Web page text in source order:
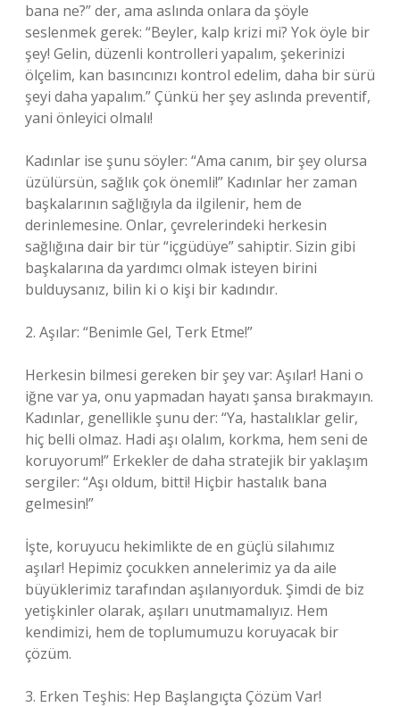
bana ne?” der, ama aslında onlara da şöyle
seslenmek gerek: “Beyler, kalp krizi mi? Yok öyle bir
şey! Gelin, düzenli kontrolleri yapalım, şekerinizi
ölçelim, kan basıncınızı kontrol edelim, daha bir sürü
şeyi daha yapalım.” Çünkü her şey aslında preventif,
yani önleyici olmalı!
Kadınlar ise şunu söyler: “Ama canım, bir şey olursa
üzülürsün, sağlık çok önemli!” Kadınlar her zaman
başkalarının sağlığıyla da ilgilenir, hem de
derinlemesine. Onlar, çevrelerindeki herkesin
sağlığına dair bir tür “içgüdüye” sahiptir. Sizin gibi
başkalarına da yardımcı olmak isteyen birini
bulduysanız, bilin ki o kişi bir kadındır.
2. Aşılar: “Benimle Gel, Terk Etme!”
Herkesin bilmesi gereken bir şey var: Aşılar! Hani o
iğne var ya, onu yapmadan hayatı şansa bırakmayın.
Kadınlar, genellikle şunu der: “Ya, hastalıklar gelir,
hiç belli olmaz. Hadi aşı olalım, korkma, hem seni de
koruyorum!” Erkekler de daha stratejik bir yaklaşım
sergiler: “Aşı oldum, bitti! Hiçbir hastalık bana
gelmesin!”
İşte, koruyucu hekimlikte de en güçlü silahımız
aşılar! Hepimiz çocukken annelerimiz ya da aile
büyüklerimiz tarafından aşılanıyorduk. Şimdi de biz
yetişkinler olarak, aşıları unutmamalıyız. Hem
kendimizi, hem de toplumumuzu koruyacak bir
çözüm.
3. Erken Teşhis: Hep Başlangıçta Çözüm Var!